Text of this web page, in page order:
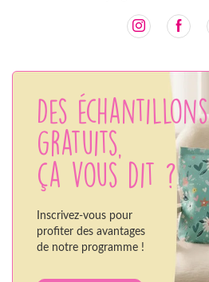
Des échantillons
gratuits,
ça vous dit ?
Inscrivez-vous pour
profiter des avantages
de notre programme !